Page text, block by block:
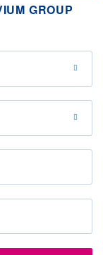
+ LISTE
GROUP